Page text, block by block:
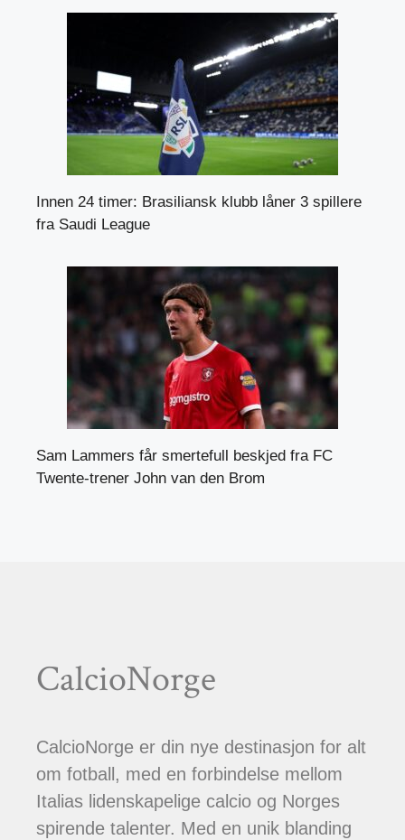
Innen 24 timer: Brasiliansk klubb låner 3 spillere
fra Saudi League
Sam Lammers får smertefull beskjed fra FC
Twente-trener John van den Brom
CalcioNorge
CalcioNorge er din nye destinasjon for alt
om fotball, med en forbindelse mellom
Italias lidenskapelige calcio og Norges
spirende talenter. Med en unik blanding